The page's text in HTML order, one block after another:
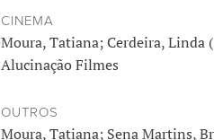
CINEMA
Moura, Tatiana; Cerdeira, Linda
Alucinação Filmes
OUTROS
Moura, Tatiana; Sena Martins,